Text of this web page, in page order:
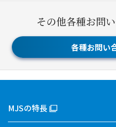
その他各種お問
各種お問い
MJSの特長